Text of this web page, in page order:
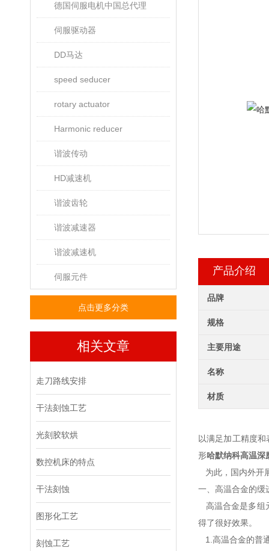
德国伺服电机中国总代理
伺服驱动器
DD马达
speed seducer
rotary actuator
Harmonic reducer
谐波传动
HD减速机
谐波齿轮
谐波减速器
谐波减速机
伺服元件
点击更多分类
相关文章
走刀路线安排
干法刻蚀工艺
光刻胶软烘
数控机床的特点
干法刻蚀
图形化工艺
刻蚀工艺
产品介绍
品牌
规格
主要用途
名称
材质
以满足加工精度
形哈默纳科高温深
为此，国内外开
一、高温合金的缓
高温合金是多组
得了很好效果。
1.高温合金的普